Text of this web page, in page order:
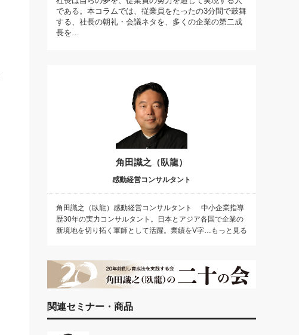
である。本コラムでは、従業員をたったの3分間で鼓舞
する、社長の朝礼・会議ネタを、多くの企業の第二成
長を…
角田識之（臥龍）
感動経営コンサルタント
角田識之（臥龍）感動経営コンサルタント 中小企業指導
歴30年の実力コンサルタント。日本とアジア各国で企業の
新境地を切り拓く軍師として活躍。業績をV字…もっと見る
関連セミナー・商品